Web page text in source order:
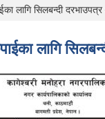
लागि सिलबन्दी
लागि